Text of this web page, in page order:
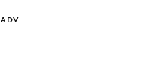
ADV